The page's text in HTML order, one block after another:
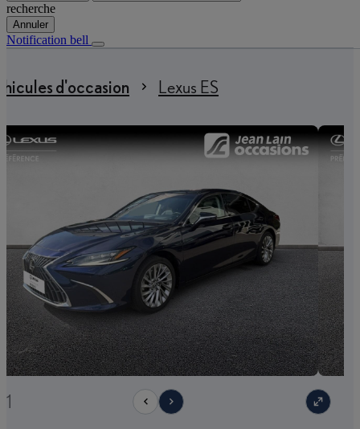
recherche
Annuler
Notification bell
d'occasion Lexus ES